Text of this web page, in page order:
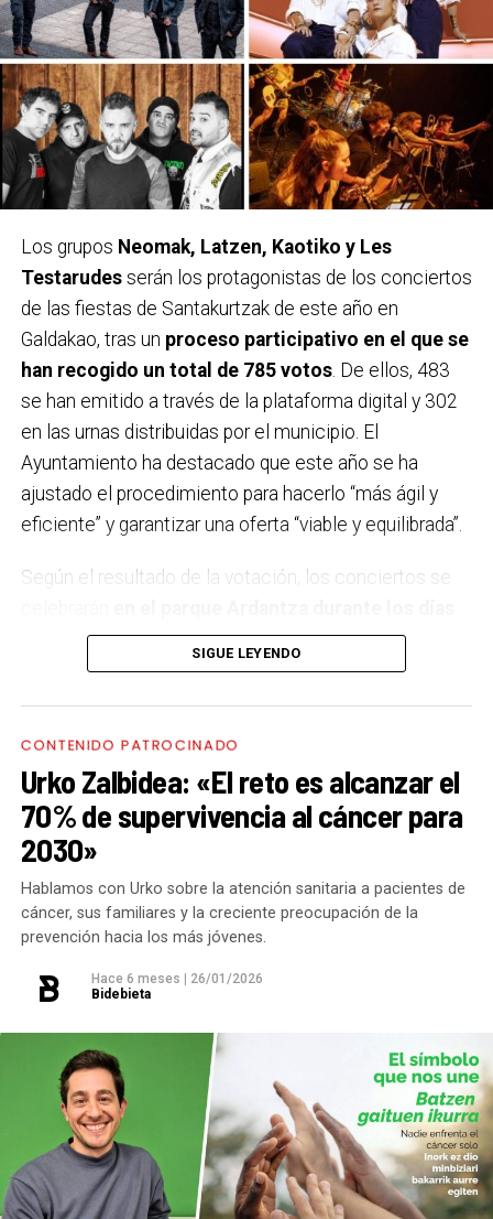
Los grupos Neomak, Latzen, Kaotiko y Les
Testarudesserán los protagonistas de los conciertos
de las fiestas de Santakurtzak de este año en
Galdakao, tras un proceso participativo en el que se
han recogido un total de 785 votos. De ellos, 483
se han emitido a través de la plataforma digital y 302
en las urnas distribuidas por el municipio. El
Ayuntamiento ha destacado que este año se ha
ajustado el procedimiento para hacerlo “más ágil y
eficiente” y garantizar una oferta “viable y equilibrada”.
Según el resultado de la votación, los conciertos se
11, 12, 18 y 19 de septiembre,coincidiendo con los
dos fines de semana festivos. El comité de fiestas ha
sido el encargado de elegir el concierto del 11 de
tradición vasca desde una perspectiva moderna,
fusionando folk, electrónica y pop en su último trabajo,
‘Lazturak Orbain’.
El 12 de septiembre actuará Kaotiko, veterana banda
de punk-rock que recientemente celebró su 25
aniversario con el disco ‘XX5’. El siguiente fin de
semana será el turno de Les Testarudes, el día 18, un
proyecto integrado por diez mujeres que apuesta por
el ska, rocksteady y reggae con un mensaje de
empoderamiento. Por último, el 19 de septiembre
cerrará el cartel Latzen, uno de los referentes del
metal vasco, que regresa a los escenarios con su
nuevo álbum ‘Denboraren orbainak’, combinando la
SIGUE LEYENDO
CONTENIDO PATROCINADO
Urko Zalbidea: «El reto es alcanzar el
70% de supervivencia al cáncer para
2030»
Hablamos con Urko sobre la atención sanitaria a pacientes de
cáncer, sus familiares y la creciente preocupación de la
prevención hacia los más jóvenes.
Hace 6 meses | 26/01/2026
Bidebieta